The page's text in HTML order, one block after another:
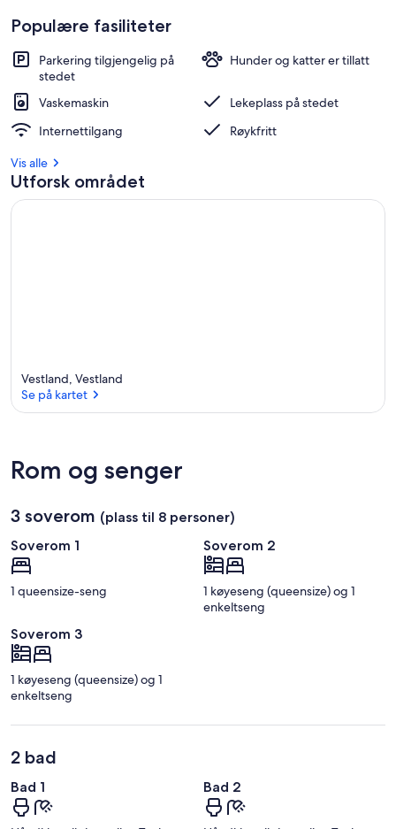
Populære fasiliteter
Parkering tilgjengelig på
stedet
Hunder og katter er tillatt
Vaskemaskin
Lekeplass på stedet
Internettilgang
Røykfritt
Vis alle
Utforsk området
Vestland, Vestland
Se på kartet
Rom og senger
3 soverom (plass til 8 personer)
Soverom 1
1 queensize-seng
Soverom 2
1 køyeseng (queensize) og 1
enkeltseng
Soverom 3
1 køyeseng (queensize) og 1
enkeltseng
2 bad
Bad 1 Bad 2